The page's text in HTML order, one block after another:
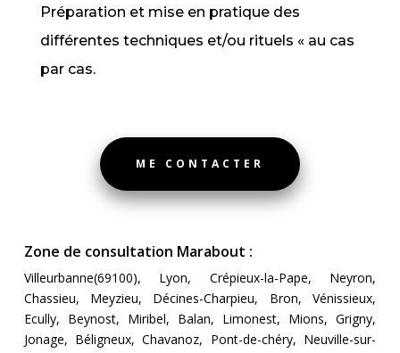
Préparation et mise en pratique des
différentes techniques et/ou rituels « au cas
par cas.
ME CONTACTER
Zone de consultation Marabout :
Villeurbanne(69100), Lyon, Crépieux-la-Pape, Neyron,
Chassieu, Meyzieu, Décines-Charpieu, Bron, Vénissieux,
Ecully, Beynost, Miribel, Balan, Limonest, Mions, Grigny,
Jonage, Béligneux, Chavanoz, Pont-de-chéry, Neuville-sur-